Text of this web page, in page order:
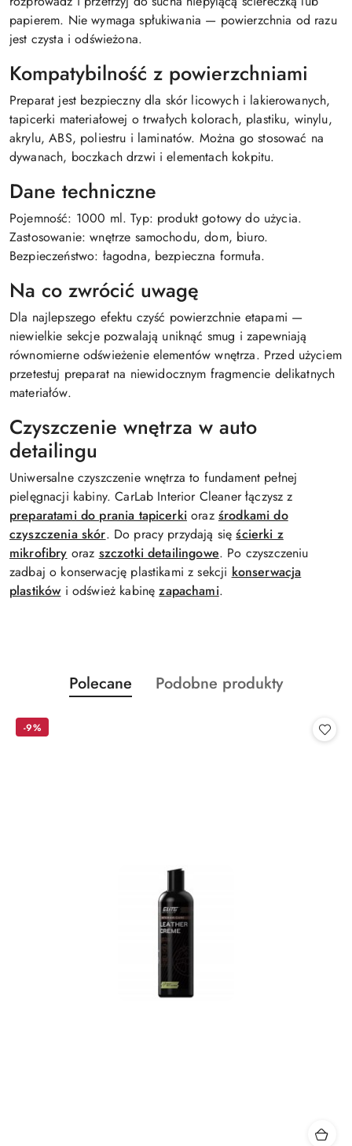
papierem. Nie wymaga spłukiwania — powierzchnia od razu
jest czysta i odświeżona.
Kompatybilność z powierzchniami
Preparat jest bezpieczny dla skór licowych i lakierowanych,
tapicerki materiałowej o trwałych kolorach, plastiku, winylu,
akrylu, ABS, poliestru i laminatów. Można go stosować na
dywanach, boczkach drzwi i elementach kokpitu.
Dane techniczne
Pojemność: 1000 ml. Typ: produkt gotowy do użycia.
Zastosowanie: wnętrze samochodu, dom, biuro.
Bezpieczeństwo: łagodna, bezpieczna formuła.
Na co zwrócić uwagę
Dla najlepszego efektu czyść powierzchnie etapami —
niewielkie sekcje pozwalają uniknąć smug i zapewniają
równomierne odświeżenie elementów wnętrza. Przed użyciem
przetestuj preparat na niewidocznym fragmencie delikatnych
materiałów.
Czyszczenie wnętrza w auto
detailingu
Uniwersalne czyszczenie wnętrza to fundament pełnej
pielęgnacji kabiny. CarLab Interior Cleaner łączysz z
preparatami do prania tapicerkioraz środkami do
czyszczenia skór. Do pracy przydają sięścierki z
mikrofibry oraz szczotki detailingowe. Po czyszczeniu
zadbaj o konserwację plastikami z sekcji konserwacja
plastikówi odśwież kabinęzapachami.
Pomiń karuzelę produktów
Produkty
o
Polecane
Produkty
Podobne produkty
-9%